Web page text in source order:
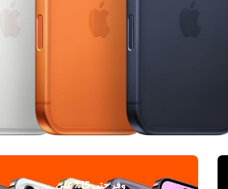
وفر حتى 15% على